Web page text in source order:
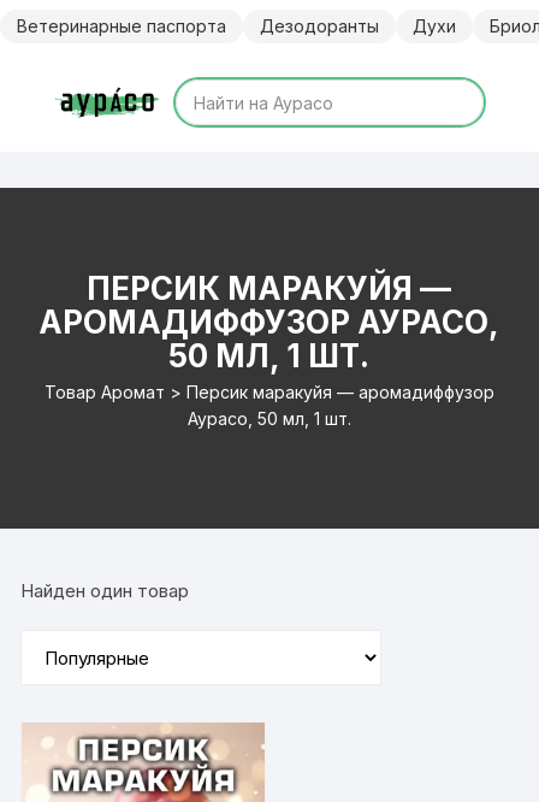
Ветеринарные паспорта Дезодоранты Духи
ПЕРСИК МАРАКУЙЯ —
АРОМАДИФФУЗОР АУРАСО,
50 МЛ, 1 ШТ.
Товар Аромат > Персик маракуйя — аромадиффузор
Аурасо, 50 мл, 1 шт.
Найден один товар